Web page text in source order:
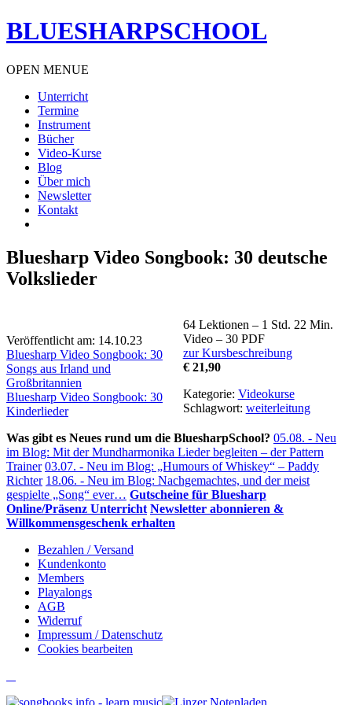
BLUESHARPSCHOOL
OPEN MENUE
Unterricht
Termine
Instrument
Bücher
Video-Kurse
Blog
Über mich
Newsletter
Kontakt
Bluesharp Video Songbook: 30 deutsche
Volkslieder
64 Lektionen – 1 Std. 22 Min.
Video – 30 PDF
zur Kursbeschreibung
€ 21,90
Kategorie: Videokurse
Schlagwort: weiterleitung
Veröffentlicht am: 14.10.23
Beitragsnavigation
Bluesharp Video Songbook: 30
Songs aus Irland und
Großbritannien
Bluesharp Video Songbook: 30
Kinderlieder
Was gibt es Neues rund um die BluesharpSchool? 05.08. - Neu
im Blog: Mit der Mundharmonika Lieder begleiten – der Pattern
Trainer 03.07. - Neu im Blog: „Humours of Whiskey“ – Paddy
Richter 18.06. - Neu im Blog: Nachgemachtes, und der meist
gespielte „Song“ ever… Gutscheine für Bluesharp
Online/Präsenz Unterricht Newsletter abonnieren &
Willkommensgeschenk erhalten
Bezahlen / Versand
Kundenkonto
Members
Playalongs
AGB
Widerruf
Impressum / Datenschutz
Cookies bearbeiten